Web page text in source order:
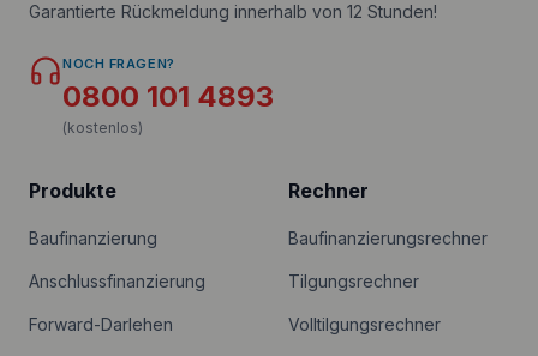
Garantierte Rückmeldung innerhalb von 12 Stunden!
NOCH FRAGEN?
0800 101 4893
(kostenlos)
Produkte
Baufinanzierung
Anschlussfinanzierung
Forward-Darlehen
Rechner
Baufinanzierungsrechner
Tilgungsrechner
Volltilgungsrechner